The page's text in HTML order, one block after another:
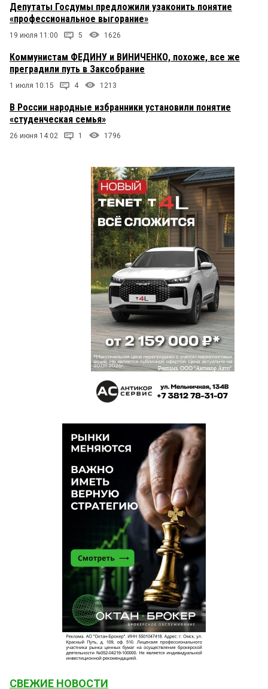
Депутаты Госдумы предложили узаконить понятие
«профессиональное выгорание»
19 июля 11:00 5 1626
Коммунистам ФЕДИНУ и ВИНИЧЕНКО, похоже, все же
преградили путь в Заксобрание
1 июля 10:15 4 1213
В России народные избранники установили понятие
«студенческая семья»
26 июня 14:02 1 1796
СВЕЖИЕ НОВОСТИ